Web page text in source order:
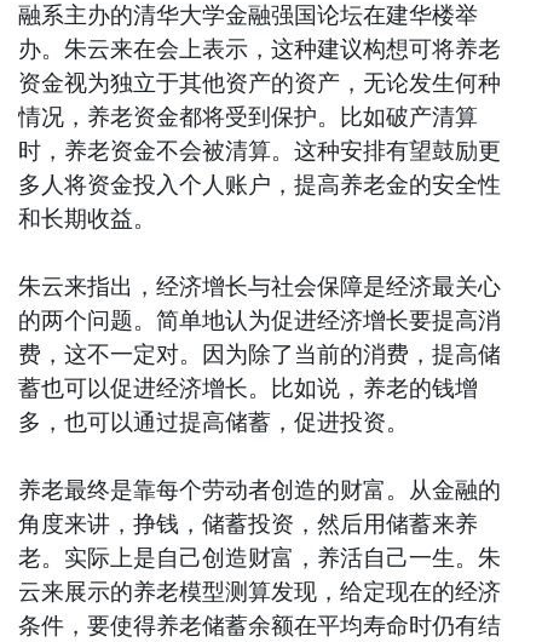
融系主办的清华大学金融强国论坛在建华楼举
办。朱云来在会上表示，这种建议构想可将养老
资金视为独立于其他资产的资产，无论发生何种
情况，养老资金都将受到保护。比如破产清算
时，养老资金不会被清算。这种安排有望鼓励更
多人将资金投入个人账户，提高养老金的安全性
和长期收益。
朱云来指出，经济增长与社会保障是经济最关心
的两个问题。简单地认为促进经济增长要提高消
费，这不一定对。因为除了当前的消费，提高储
蓄也可以促进经济增长。比如说，养老的钱增
多，也可以通过提高储蓄，促进投资。
养老最终是靠每个劳动者创造的财富。从金融的
角度来讲，挣钱，储蓄投资，然后用储蓄来养
老。实际上是自己创造财富，养活自己一生。朱
云来展示的养老模型测算发现，给定现在的经济
条件，要使得养老储蓄余额在平均寿命时仍有结